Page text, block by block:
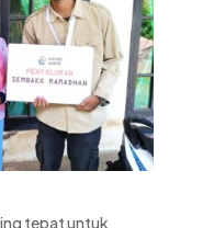
tepat untuk